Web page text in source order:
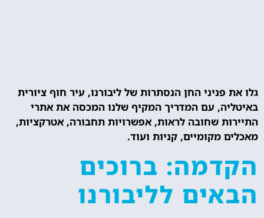
גלו את פניני החן הנסתרות של ליבורנו, עיר חוף ציורית
באיטליה, עם המדריך המקיף שלנו המכסה את אתרי
התיירות שחובה לראות, אפשרויות תחבורה, אטרקציות,
מאכלים מקומיים, קניות ועוד.
הקדמה: ברוכים
הבאים לליבורנו